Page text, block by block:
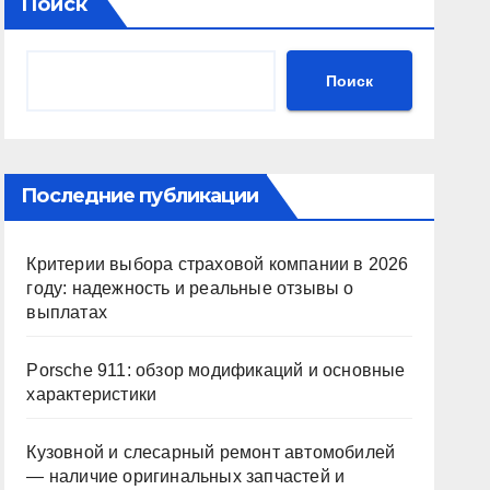
Поиск
Последние публикации
Критерии выбора страховой компании в 2026
году: надежность и реальные отзывы о
выплатах
Porsche 911: обзор модификаций и основные
характеристики
Кузовной и слесарный ремонт автомобилей
— наличие оригинальных запчастей и